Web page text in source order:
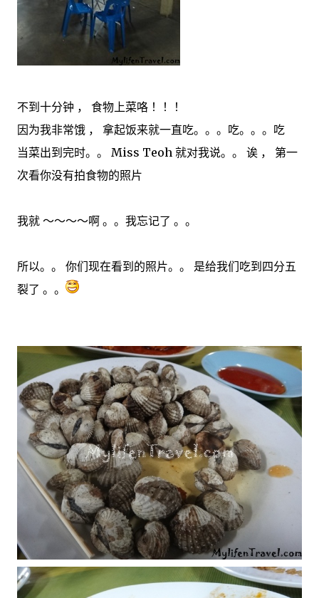
不到十分钟 ， 食物上菜咯 ！！！
因为我非常饿 ， 拿起饭来就一直吃。。。吃。。。吃
当菜出到完时。。 Miss Teoh 就对我说。。 诶 ， 第一
次看你没有拍食物的照片
我就 ～～～～啊 。。我忘记了 。。
所以。。 你们现在看到的照片。。 是给我们吃到四分五
裂了 。。